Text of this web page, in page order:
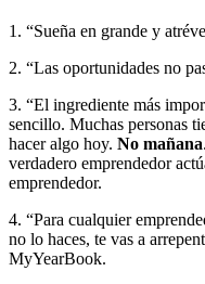
1. “Sueña en grande y
2. “Las oportunidades no
3. “El ingrediente más
sencillo. Muchas personas
hacer algo hoy. No mañana
verdadero emprendedor
emprendedor.
4. “Para cualquier
no lo haces, te vas a
MyYearBook.